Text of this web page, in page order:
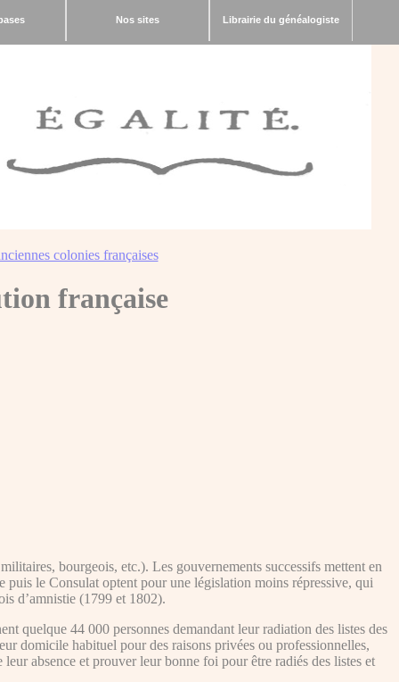
Nos sites Librairie du généalogiste
colonies françaises
française
bourgeois, etc.). Les gouvernements successifs mettent en
puis le Consulat optent pour une législation moins répressive, qui
d’amnistie (1799 et 1802).
quelque 44 000 personnes demandant leur radiation des listes des
domicile habituel pour des raisons privées ou professionnelles,
absence et prouver leur bonne foi pour être radiés des listes et